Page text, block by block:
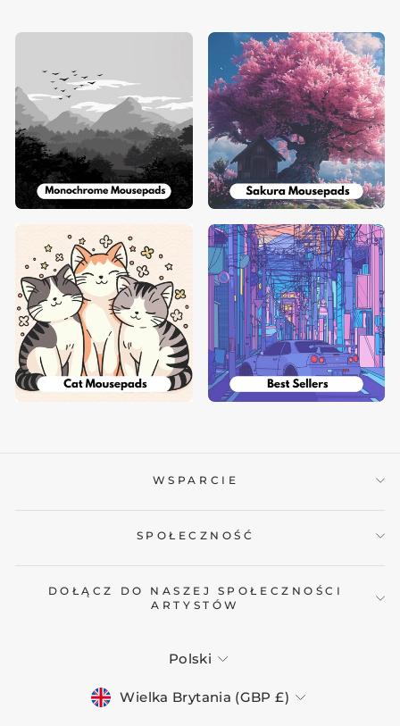
WSPARCIE
SPOŁECZNOŚĆ
DOŁĄCZ DO NASZEJ SPOŁECZNOŚCI
ARTYSTÓW
JĘZYK
Polski
WALUTA
Wielka Brytania (GBP £)